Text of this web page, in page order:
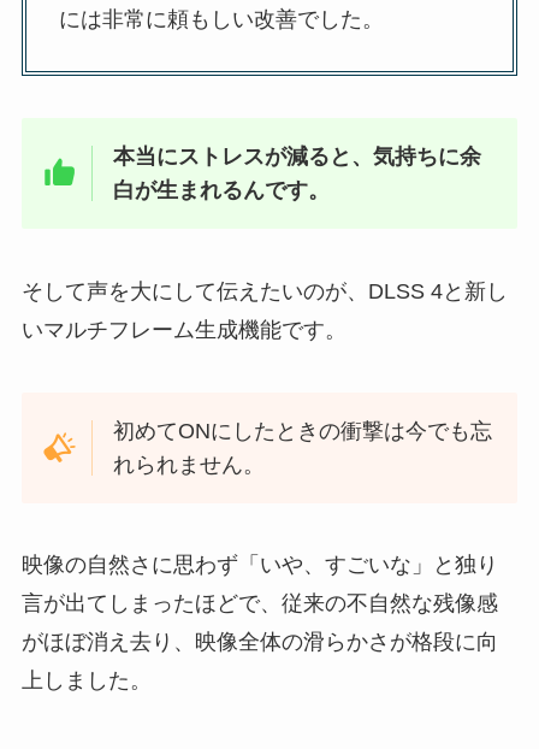
には非常に頼もしい改善でした。
本当にストレスが減ると、気持ちに余
白が生まれるんです。
そして声を大にして伝えたいのが、DLSS 4と新し
いマルチフレーム生成機能です。
初めてONにしたときの衝撃は今でも忘
れられません。
映像の自然さに思わず「いや、すごいな」と独り
言が出てしまったほどで、従来の不自然な残像感
がほぼ消え去り、映像全体の滑らかさが格段に向
上しました。